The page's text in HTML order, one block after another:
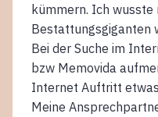
kümmern. Ich wusste
Bestattungsgiganten
Bei der Suche im
bzw Memovida
Internet Auftritt
Meine